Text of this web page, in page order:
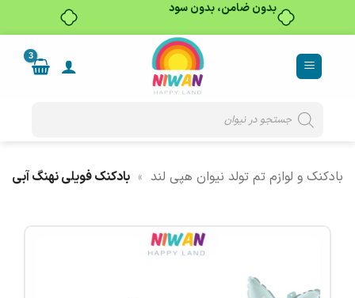
بدون ضامن، بدون سود
content
search
بادکنک و لوازم تم تولد نیوان هپی لند » بادکنک فویلی نهنگ آبی